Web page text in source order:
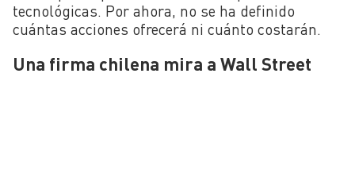
tecnológicas. Por ahora, no se ha definido
cuántas acciones ofrecerá ni cuánto costarán.
Una firma chilena mira a Wall Street